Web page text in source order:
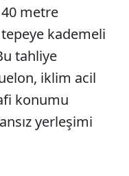
metre
kademeli
tahliye
iklim acil
konumu
yerleşimi